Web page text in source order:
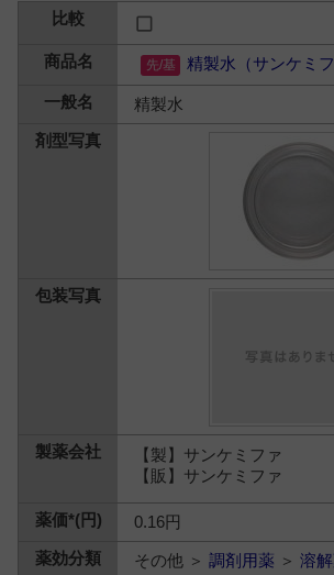
精製水（サンケミフ
精製水
【製】サンケミファ
【販】サンケミファ
0.16円
その他 ＞調剤用薬 ＞溶